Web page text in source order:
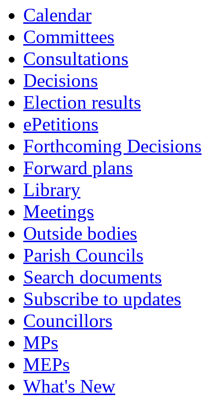
Calendar
Committees
Consultations
Decisions
Election results
ePetitions
Forthcoming Decisions
Forward plans
Library
Meetings
Outside bodies
Parish Councils
Search documents
Subscribe to updates
Councillors
MPs
MEPs
What's New